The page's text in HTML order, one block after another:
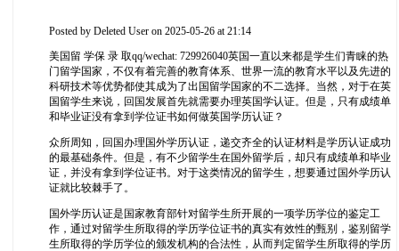
Posted byDeleted User on 2025-05-26 at 21:14
美国留 学保 录 取qq/wechat: 729926040英国一直以来都是学生们青睐的热
门留学国家，不仅有着完善的教育体系、世界一流的教育水平以及先进的
科研技术等优势都使其成为了出国留学国家的不二选择。当然，对于在英
国留学生来说，回国发展首先就需要办理英国学认证。但是，只有成绩单
和毕业证没有拿到学位证书如何做英国学历认证？
众所周知，回国办理国外学历认证，递交齐全的认证材料是学历认证成功
的最基础条件。但是，有不少留学生在国外留学后，却只有成绩单和毕业
证，并没有拿到学位证书。对于这类情况的留学生，想要通过国外学历认
证就比较棘手了。
国外学历认证是国家教育部针对留学生所开展的一项学历学位的鉴定工
作，通过对留学生所取得的学历学位证书的真实有效性的甄别，鉴别留学
生所取得的学历学位的颁发机构的合法性，从而判定留学生所取得的学历